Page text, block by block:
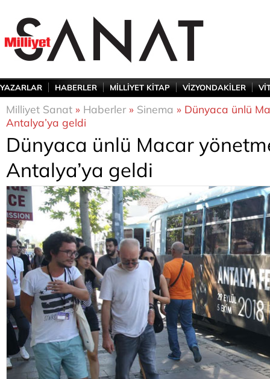
YAZARLAR HABERLER MİLLİYET KİTAP VİZYONDAKİLER
Milliyet Sanat » Haberler» Sinema » Dünyaca ünlü
Antalya’ya geldi
Dünyaca ünlü Macar
Antalya’ya geldi